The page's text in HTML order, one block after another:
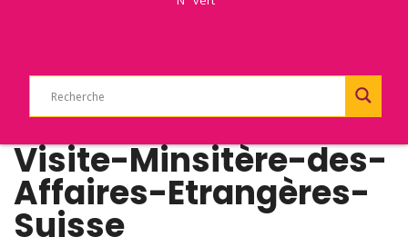
Visite-Minsitère-des-
Affaires-Etrangères-
Suisse